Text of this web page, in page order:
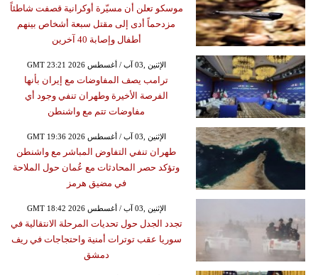
موسكو تعلن أن مسيّرة أوكرانية قصفت شاطئاً
مزدحماً أدى إلى مقتل سبعة أشخاص بينهم
أطفال وإصابة 40 آخرين
GMT 23:21 2026 الإثنين ,03 آب / أغسطس
ترامب يصف المفاوضات مع إيران بأنها
الفرصة الأخيرة وطهران تنفي وجود أي
مفاوضات تتم مع واشنطن
GMT 19:36 2026 الإثنين ,03 آب / أغسطس
طهران تنفي التفاوض المباشر مع واشنطن
وتؤكد حصر المحادثات مع عُمان حول الملاحة
في مضيق هرمز
GMT 18:42 2026 الإثنين ,03 آب / أغسطس
تجدد الجدل حول تحديات المرحلة الانتقالية في
سوريا عقب توترات أمنية واحتجاجات في ريف
دمشق